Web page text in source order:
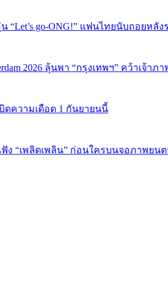
go-ONG!” แฟนไทยนับถอยหลังร
2026 ลุ้นพา “กรุงเทพฯ” คว้าเจ้าภา
ดความเดือด 1 กันยายนนี้
ง “เพลิดเพลิน” ก่อนใครบนจอภาพยนต